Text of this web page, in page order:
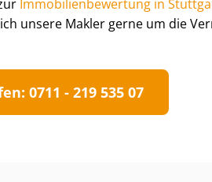
Im­mo­bi­li­en­be­wer­tung in
unsere Makler gerne um die
0711 - 219 535 07